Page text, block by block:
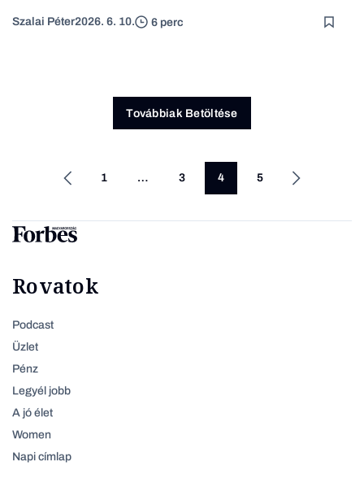
Szalai Péter2026. 6. 10. 6 perc
Továbbiak Betöltése
1 … 3 4 5
Rovatok
Podcast
Üzlet
Pénz
Legyél jobb
A jó élet
Women
Napi címlap